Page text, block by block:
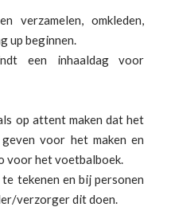
verzamelen, omkleden,
up beginnen.
een inhaaldag voor
op attent maken dat het
voor het maken en
voor het voetbalboek.
tekenen en bij personen
verzorger dit doen.